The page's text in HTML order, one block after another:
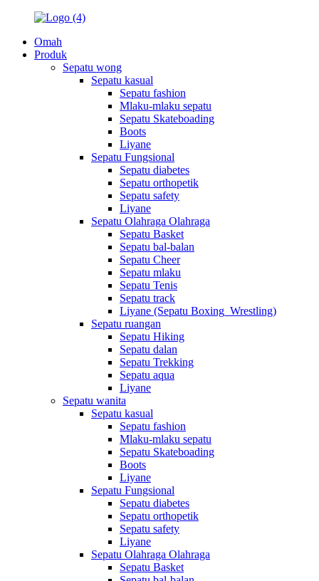
Omah
Produk
Sepatu wong
Sepatu kasual
Sepatu fashion
Mlaku-mlaku sepatu
Sepatu Skateboading
Boots
Liyane
Sepatu Fungsional
Sepatu diabetes
Sepatu orthopetik
Sepatu safety
Liyane
Sepatu Olahraga Olahraga
Sepatu Basket
Sepatu bal-balan
Sepatu Cheer
Sepatu mlaku
Sepatu Tenis
Sepatu track
Liyane (Sepatu Boxing_Wrestling)
Sepatu ruangan
Sepatu Hiking
Sepatu dalan
Sepatu Trekking
Sepatu aqua
Liyane
Sepatu wanita
Sepatu kasual
Sepatu fashion
Mlaku-mlaku sepatu
Sepatu Skateboading
Boots
Liyane
Sepatu Fungsional
Sepatu diabetes
Sepatu orthopetik
Sepatu safety
Liyane
Sepatu Olahraga Olahraga
Sepatu Basket